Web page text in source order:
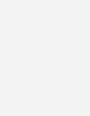
An dieser
auf. Diese kann
bereitstellen“, erklärt
fast alle
um die Ladeleistung
lassen sich mit